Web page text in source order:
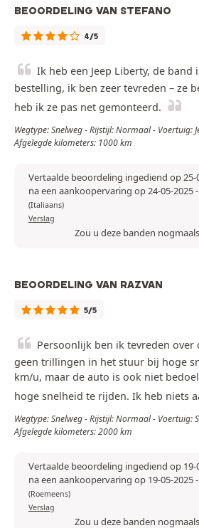
BEOORDELING VAN STEFANO
4/5
Ik heb een Jeep Liberty, de band
bestelling, ik ben zeer tevreden – ze
heb ik ze pas net gemonteerd.
Wegtype: Snelweg - Rijstijl: Normaal - Voertuig:
Afgelegde kilometers: 1000 km
Vertaalde beoordeling ingediend op 25-
na een aankoopervaring op 24-05-2025-
(Italiaans)
Verslag
Zou u deze banden
BEOORDELING VAN RAZVAN
5/5
Persoonlijk ben ik tevreden over
geen trillingen in het stuur bij hoge
km/u, maar de auto is ook niet
hoge snelheid te rijden. Ik heb niets
Wegtype: Snelweg - Rijstijl: Normaal - Voertuig:
Afgelegde kilometers: 2000 km
Vertaalde beoordeling ingediend op 19-
na een aankoopervaring op 19-05-2025-
(Roemeens)
Verslag
Zou u deze banden